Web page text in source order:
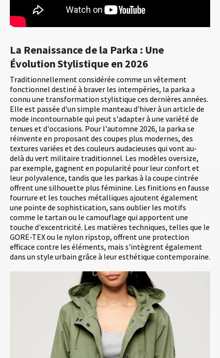
La Renaissance de la Parka : Une
Évolution Stylistique en 2026
Traditionnellement considérée comme un vêtement
fonctionnel destiné à braver les intempéries, la parka a
connu une transformation stylistique ces dernières années.
Elle est passée d'un simple manteau d'hiver à un article de
mode incontournable qui peut s'adapter à une variété de
tenues et d'occasions. Pour l'automne 2026, la parka se
réinvente en proposant des coupes plus modernes, des
textures variées et des couleurs audacieuses qui vont au-
delà du vert militaire traditionnel. Les modèles oversize,
par exemple, gagnent en popularité pour leur confort et
leur polyvalence, tandis que les parkas à la coupe cintrée
offrent une silhouette plus féminine. Les finitions en fausse
fourrure et les touches métalliques ajoutent également
une pointe de sophistication, sans oublier les motifs
comme le tartan ou le camouflage qui apportent une
touche d'excentricité. Les matières techniques, telles que le
GORE-TEX ou le nylon ripstop, offrent une protection
efficace contre les éléments, mais s'intègrent également
dans un style urbain grâce à leur esthétique contemporaine.